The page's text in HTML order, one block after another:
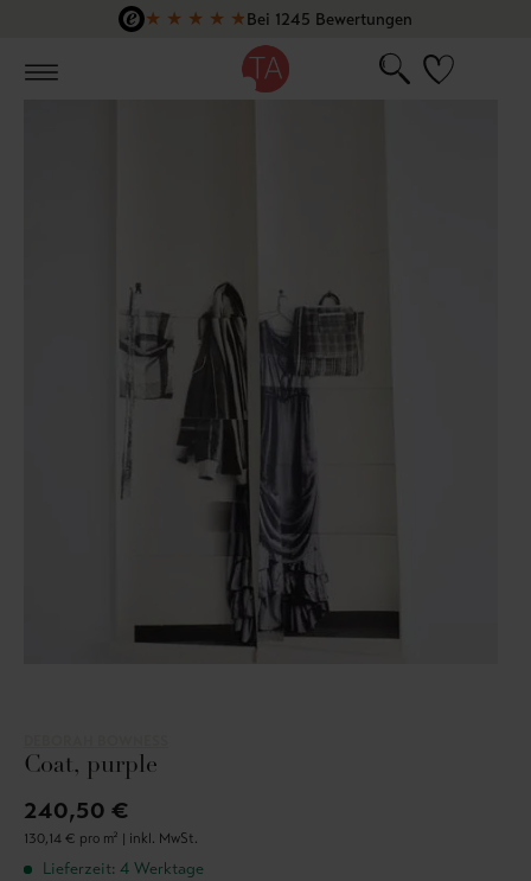
Zum Hauptinhalt springen
★ ★ ★ ★ ★Bei 1245 Bewertungen
Coat, purple
240,50 €
130,14 € pro m² | inkl. MwSt.
Lieferzeit: 4 Werktage